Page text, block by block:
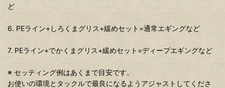
ど
6. PEライン+しろくまグリス+緩めセット=通常エギングなど
7. PEライン+でかくまグリス+緩めセット=ディープエギングなど
※ セッティング例はあくまで目安です。
お使いの環境とタックルで最良になるようアジャストしてくださ